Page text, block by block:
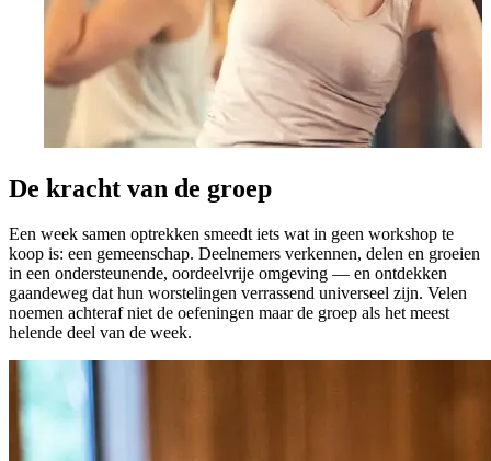
De kracht van de groep
Een week samen optrekken smeedt iets wat in geen workshop te
koop is: een gemeenschap. Deelnemers verkennen, delen en groeien
in een ondersteunende, oordeelvrije omgeving — en ontdekken
gaandeweg dat hun worstelingen verrassend universeel zijn. Velen
noemen achteraf niet de oefeningen maar de groep als het meest
helende deel van de week.